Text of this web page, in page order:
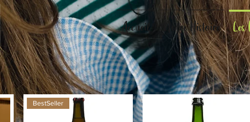
Accueil Notre Histoire
BestSeller